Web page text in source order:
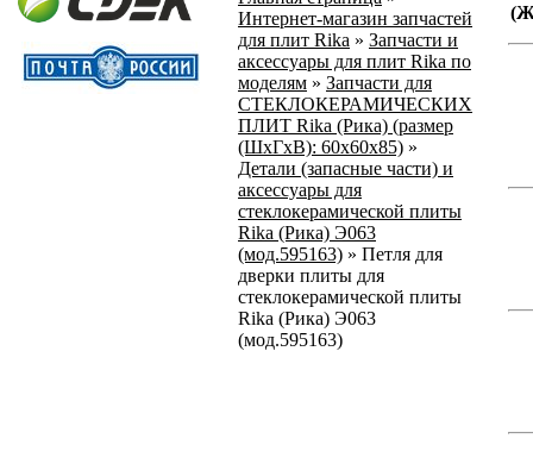
Интернет-магазин запчастей
для плит Rika » Запчасти и
аксессуары для плит Rika по
моделям » Запчасти для
СТЕКЛОКЕРАМИЧЕСКИХ
ПЛИТ Rika (Рика) (размер
(ШхГхВ): 60x60x85) »
Детали (запасные части) и
аксессуары для
стеклокерамической плиты
Rika (Рика) Э063
(мод.595163) » Петля для
дверки плиты для
стеклокерамической плиты
Rika (Рика) Э063
(мод.595163)